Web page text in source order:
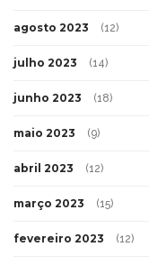
agosto 2023 (12)
julho 2023 (14)
junho 2023 (18)
maio 2023 (9)
abril 2023 (12)
março 2023 (15)
fevereiro 2023 (12)